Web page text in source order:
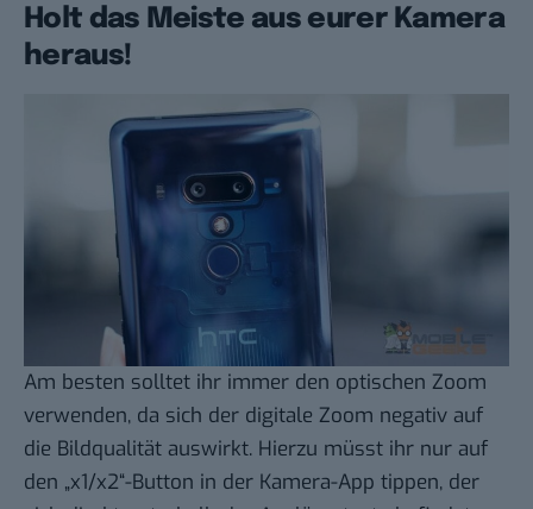
Holt das Meiste aus eurer Kamera
heraus!
Am besten solltet ihr immer den optischen Zoom
verwenden, da sich der digitale Zoom negativ auf
die Bildqualität auswirkt. Hierzu müsst ihr nur auf
den „x1/x2“-Button in der Kamera-App tippen, der